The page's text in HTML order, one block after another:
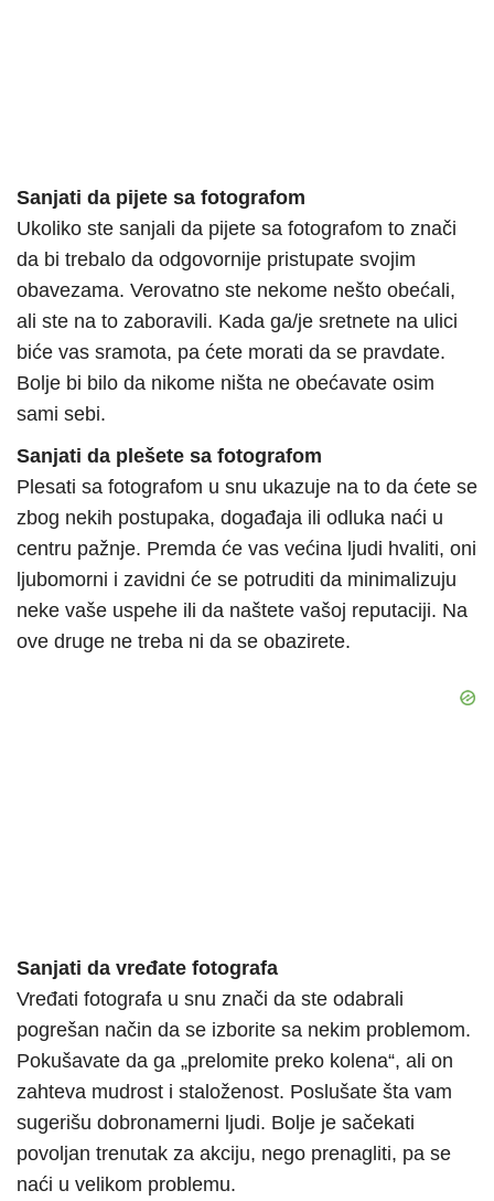
Sanjati da pijete sa fotografom
Ukoliko ste sanjali da pijete sa fotografom to znači
da bi trebalo da odgovornije pristupate svojim
obavezama. Verovatno ste nekome nešto obećali,
ali ste na to zaboravili. Kada ga/je sretnete na ulici
biće vas sramota, pa ćete morati da se pravdate.
Bolje bi bilo da nikome ništa ne obećavate osim
sami sebi.
Sanjati da plešete sa fotografom
Plesati sa fotografom u snu ukazuje na to da ćete se
zbog nekih postupaka, događaja ili odluka naći u
centru pažnje. Premda će vas većina ljudi hvaliti, oni
ljubomorni i zavidni će se potruditi da minimalizuju
neke vaše uspehe ili da naštete vašoj reputaciji. Na
ove druge ne treba ni da se obazirete.
Sanjati da vređate fotografa
Vređati fotografa u snu znači da ste odabrali
pogrešan način da se izborite sa nekim problemom.
Pokušavate da ga „prelomite preko kolena“, ali on
zahteva mudrost i staloženost. Poslušate šta vam
sugerišu dobronamerni ljudi. Bolje je sačekati
povoljan trenutak za akciju, nego prenagliti, pa se
naći u velikom problemu.